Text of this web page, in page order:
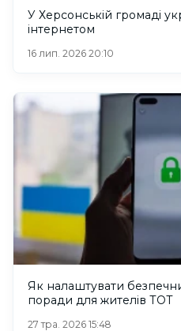
У Херсонській громаді
інтернетом
16 лип. 2026 20:10
Як налаштувати
поради для жителів ТОТ
27 тра. 2026 15:48